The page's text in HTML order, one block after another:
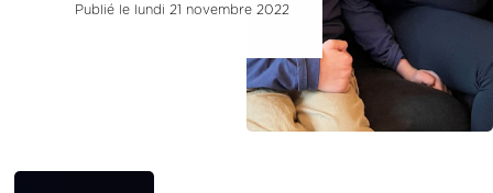
Publié le lundi 21 novembre 2022